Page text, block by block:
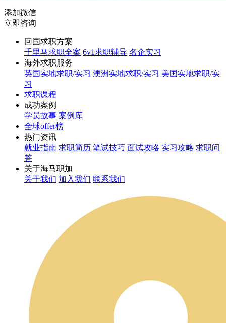
添加微信
立即咨询
回国求职方案
千里马求职全案 6v1求职辅导 名企实习
海外求职服务
英国实地求职/实习 澳洲实地求职/实习 美国实地求职/实
习
求职课程
成功案例
学员故事 案例库
全球offer榜
热门资讯
就业指南 求职简历 笔试技巧 面试攻略 实习攻略 求职问
答
关于海马职加
关于我们 加入我们 联系我们